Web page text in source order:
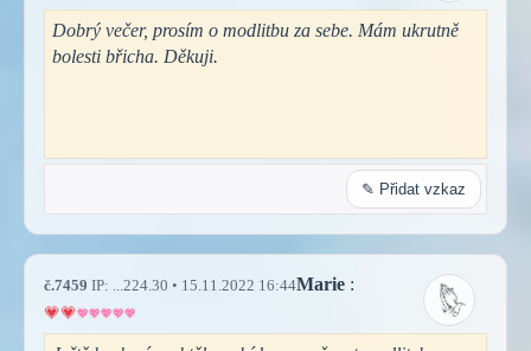
Dobrý večer, prosím o modlitbu za sebe. Mám ukrutně
bolesti břicha. Děkuji.
✎ Přidat vzkaz
č.7459 IP: ...224.30 • 15.11.2022 16:44Marie :